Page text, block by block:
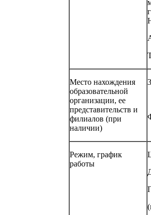
Место нахождения
образовательной
организации, ее
представительств и
филиалов (при
наличии)
Режим, график
работы